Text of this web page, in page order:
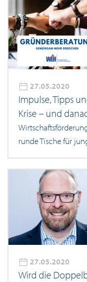
27.05.2020
Impulse, Tipps
Krise – und
runde Tische für
27.05.2020
Wird die